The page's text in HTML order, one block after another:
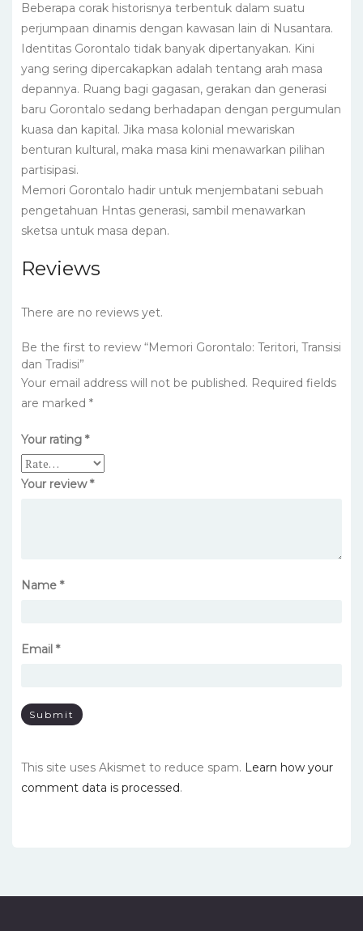
Beberapa corak historisnya terbentuk dalam suatu
perjumpaan dinamis dengan kawasan lain di Nusantara.
Identitas Gorontalo tidak banyak dipertanyakan. Kini
yang sering dipercakapkan adalah tentang arah masa
depannya. Ruang bagi gagasan, gerakan dan generasi
baru Gorontalo sedang berhadapan dengan pergumulan
kuasa dan kapital. Jika masa kolonial mewariskan
benturan kultural, maka masa kini menawarkan pilihan
partisipasi.
Memori Gorontalo hadir untuk menjembatani sebuah
pengetahuan Hntas generasi, sambil menawarkan
sketsa untuk masa depan.
Reviews
There are no reviews yet.
Be the first to review “Memori Gorontalo: Teritori, Transisi
dan Tradisi”
Your email address will not be published. Required fields
are marked *
Your rating *
Your review*
Name *
Email *
This site uses Akismet to reduce spam. Learn how your
comment data is processed.